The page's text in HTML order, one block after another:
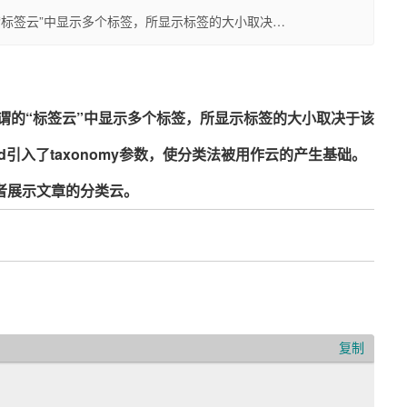
签云”中显示多个标签，所显示标签的大小取决…
“标签云”中显示多个标签，所显示标签的大小取决于该
入了taxonomy参数，使分类法被用作云的产生基础。
示文章的分类云。
复制